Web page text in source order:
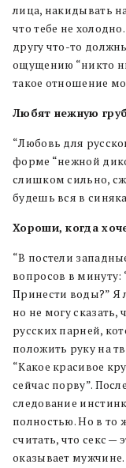
лица, накидывать
что тебе не
другу что-то
ощущению “никто
такое отношение
Любят нежную
“Любовь для
форме “нежной
слишком сильно,
будешь вся в
Хороши, когда
“В постели
вопросов в минуту:
Принести воды?” Я
но не могу сказать,
русских парней,
положить руку на
“Какое красивое
сейчас порву”.
следование
полностью. Но в то
считать, что секс —
оказывает